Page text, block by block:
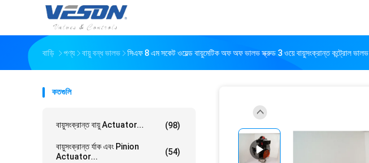
বাড়ি পণ্য বায়ু বন্ধ ভালভ সিএফ 8 এম সকেট ওয়েল্ড বায়ুমেটিক অফ অফ ভালভ স্ক্রুড 3 ওয়ে বায়ুসংক্রান্ত কন্ট্রোল ভালভ
কতগুলি
বায়ুসংক্রান্ত বায়ু Actuator... (98)
বায়ুসংক্রান্ত র্যাক এবং Pinion
Actuator...
(54)